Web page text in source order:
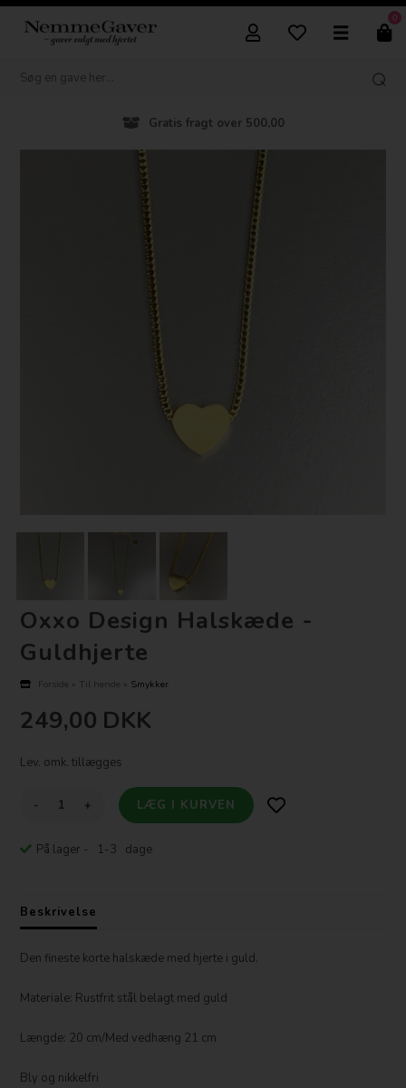
0
Gratis fragt over 500,00
Oxxo Design Halskæde -
Guldhjerte
Forside » Til hende » Smykker
249,00 DKK
Lev. omk. tillægges
- +
På lager - 1-3 dage
Beskrivelse
Den fineste korte halskæde med hjerte i guld.
Materiale: Rustfrit stål belagt med guld
Længde: 20 cm/Med vedhæng 21 cm
Bly og nikkelfri